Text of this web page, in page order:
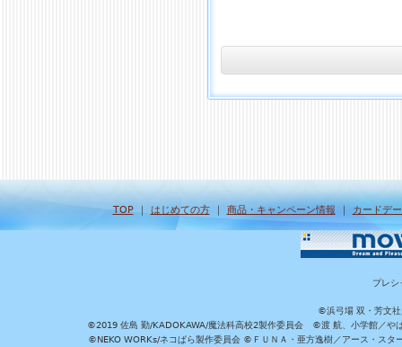
TOP｜ はじめての方｜ 商品・キャンペーン情報 ｜ カードデ
プレシ
©浜弓場 双・芳文社
©2019 佐島 勤/KADOKAWA/魔法科高校2製作委員会 ©渡 航、小学館／や
©NEKO WORKs/ネコぱら製作委員会 ©ＦＵＮＡ・亜方逸樹／アース・ス